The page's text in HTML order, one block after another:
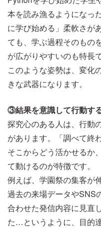
本を読み漁るようになっ
に学び始める」柔軟さが
ても、学ぶ過程そのもの
が広がりやすいのも特長で
このような姿勢は、変化
きな武器になります。
③結果を意識して行動す
探究心のある人は、行動
があります。「調べて終
そこからどう活かせるか
て動けるのが特徴です。
例えば、学園祭の集客が
過去の来場データやSNS
合わせた発信内容に見直
た…というように、目的